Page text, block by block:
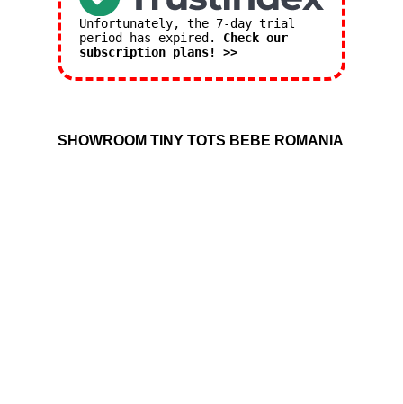
Unfortunately, the 7-day trial
period has expired. Check our
subscription plans! >>
SHOWROOM TINY TOTS BEBE ROMANIA